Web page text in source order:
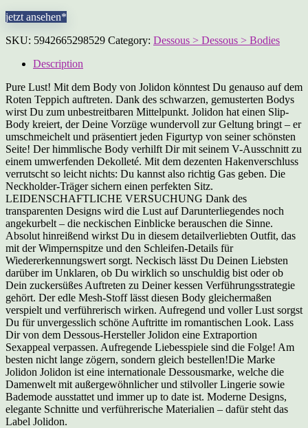
jetzt ansehen*
SKU: 5942665298529 Category: Dessous > Dessous > Bodies
Description
Pure Lust! Mit dem Body von Jolidon könntest Du genauso auf dem
Roten Teppich auftreten. Dank des schwarzen, gemusterten Bodys
wirst Du zum unbestreitbaren Mittelpunkt. Jolidon hat einen Slip-
Body kreiert, der Deine Vorzüge wundervoll zur Geltung bringt – er
umschmeichelt und präsentiert jeden Figurtyp von seiner schönsten
Seite! Der himmlische Body verhilft Dir mit seinem V-Ausschnitt zu
einem umwerfenden Dekolleté. Mit dem dezenten Hakenverschluss
verrutscht so leicht nichts: Du kannst also richtig Gas geben. Die
Neckholder-Träger sichern einen perfekten Sitz.
LEIDENSCHAFTLICHE VERSUCHUNG Dank des
transparenten Designs wird die Lust auf Darunterliegendes noch
angekurbelt – die neckischen Einblicke berauschen die Sinne.
Absolut hinreißend wirkst Du in diesem detailverliebten Outfit, das
mit der Wimpernspitze und den Schleifen-Details für
Wiedererkennungswert sorgt. Neckisch lässt Du Deinen Liebsten
darüber im Unklaren, ob Du wirklich so unschuldig bist oder ob
Dein zuckersüßes Auftreten zu Deiner kessen Verführungsstrategie
gehört. Der edle Mesh-Stoff lässt diesen Body gleichermaßen
verspielt und verführerisch wirken. Aufregend und voller Lust sorgst
Du für unvergesslich schöne Auftritte im romantischen Look. Lass
Dir von dem Dessous-Hersteller Jolidon eine Extraportion
Sexappeal verpassen. Aufregende Liebesspiele sind die Folge! Am
besten nicht lange zögern, sondern gleich bestellen!Die Marke
Jolidon Jolidon ist eine internationale Dessousmarke, welche die
Damenwelt mit außergewöhnlicher und stilvoller Lingerie sowie
Bademode ausstattet und immer up to date ist. Moderne Designs,
elegante Schnitte und verführerische Materialien – dafür steht das
Label Jolidon.